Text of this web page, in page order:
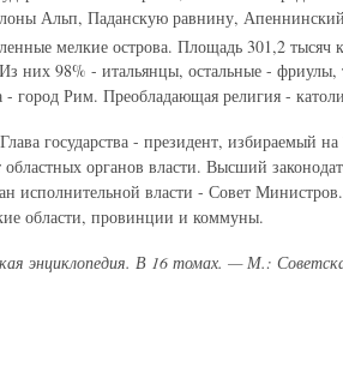
Альп, Паданскую равнину,
мелкие острова. Площадь 301,2 тысяч
них 98% - итальянцы, остальные -
город Рим. Преобладающая религия -
государства - президент, избираемый
областных органов власти. Высший
исполнительной власти - Совет
области, провинции и коммуны.
энциклопедия. В 16 томах. — М.: